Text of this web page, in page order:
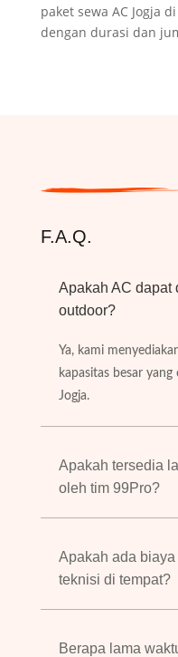
paket sewa AC Jogja
dengan durasi dan
F.A.Q.
Apakah AC dapat
outdoor?
Ya, kami
kapasitas besar
Jogja.
Apakah tersedia
oleh tim 99Pro?
Apakah ada
teknisi di tempat?
Berapa lama